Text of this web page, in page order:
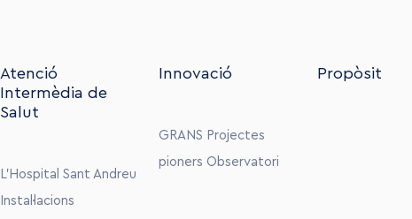
Atenció
Intermèdia de
Salut
L’Hospital Sant Andreu
Instal·lacions
Innovació
GRANS Projectes
pioners Observatori
Propòsit